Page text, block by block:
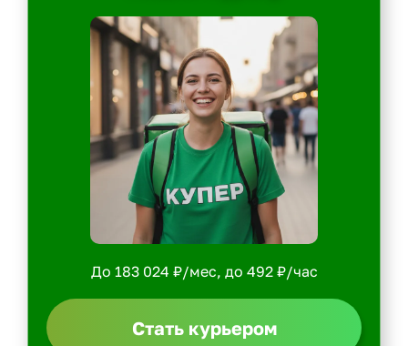
До 183 024 ₽/мес, до 492 ₽/час
Стать курьером